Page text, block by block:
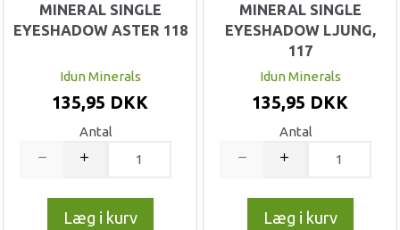
MINERAL SINGLE
EYESHADOW ASTER 118
Idun Minerals
135,95 DKK
Antal
Læg i kurv
MINERAL SINGLE
EYESHADOW LJUNG,
117
Idun Minerals
135,95 DKK
Antal
Læg i kurv